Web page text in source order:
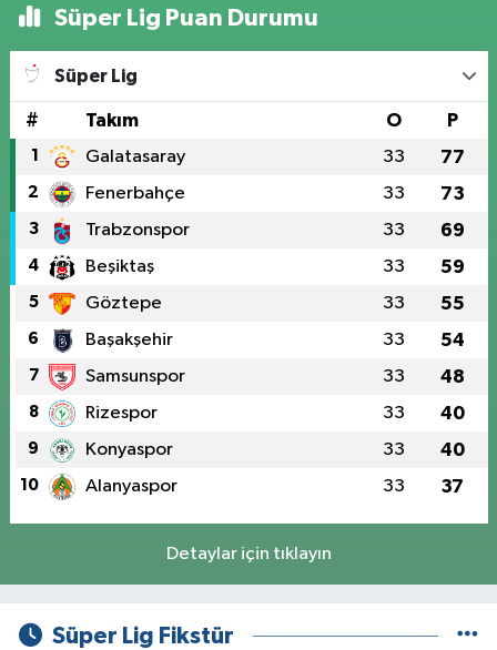
Süper Lig Puan Durumu
Süper Lig
# Takım O P
1 Galatasaray 33 77
2 Fenerbahçe 33 73
3 Trabzonspor 33 69
4 Beşiktaş 33 59
5 Göztepe 33 55
6 Başakşehir 33 54
7 Samsunspor 33 48
8 Rizespor 33 40
9 Konyaspor 33 40
10 Alanyaspor 33 37
Detaylar için tıklayın
Süper Lig Fikstür